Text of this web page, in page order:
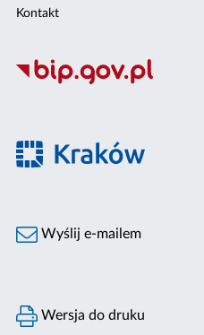
Kontakt
Wyślij e-mailem
Wersja do druku